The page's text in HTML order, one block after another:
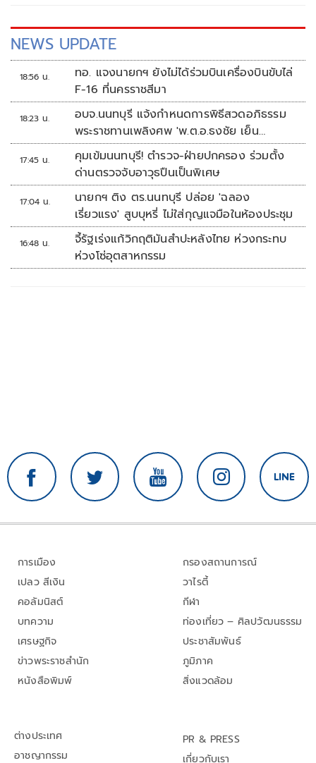
NEWS UPDATE
18:56 น.
ทอ. แจงนายกฯ ยังไม่ได้ร่วมบินเครื่องบินขับไล่
F-16 ที่นครราชสีมา
18:23 น.
อบจ.นนทบุรี แจ้งกำหนดการพิธีสวดอภิธรรม
พระราชทานเพลิงศพ 'พ.ต.อ.ธงชัย เย็น
ประเสริฐ'
17:45 น.
คุมเข้มนนทบุรี! ตำรวจ-ฝ่ายปกครอง ร่วมตั้ง
ด่านตรวจจับอาวุธปืนเป็นพิเศษ
17:04 น.
นายกฯ ติง ตร.นนทบุรี ปล่อย 'ฉลอง
เรี่ยวแรง' สูบบุหรี่ ไม่ใส่กุญแจมือในห้องประชุม
16:48 น.
จี้รัฐเร่งแก้วิกฤติมันสำปะหลังไทย ห่วงกระทบ
ห่วงโซ่อุตสาหกรรม
การเมือง
เปลว สีเงิน
คอลัมนิสต์
บทความ
เศรษฐกิจ
ข่าวพระราชสำนัก
หนังสือพิมพ์
กรองสถานการณ์
วาไรตี้
กีฬา
ท่องเที่ยว – ศิลปวัฒนธรรม
ประชาสัมพันธ์
ภูมิภาค
สิ่งแวดล้อม
ต่างประเทศ
อาชญากรรม
PR & PRESS
เกี่ยวกับเรา